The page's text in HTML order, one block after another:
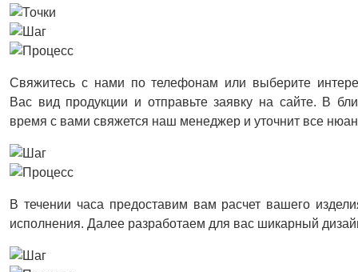
Свяжитесь с нами по телефонам или выберите
Вас вид продукции и отправьте заявку на сайте. В
время с вами свяжется наш менеджер и уточнит все
В течении часа предоставим вам расчет вашего
исполнения. Далее разработаем для вас шикарный